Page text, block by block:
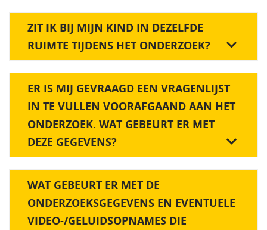
ZIT IK BIJ MIJN KIND IN DEZELFDE
RUIMTE TIJDENS HET ONDERZOEK?
ER IS MIJ GEVRAAGD EEN VRAGENLIJST
IN TE VULLEN VOORAFGAAND AAN HET
ONDERZOEK. WAT GEBEURT ER MET
DEZE GEGEVENS?
WAT GEBEURT ER MET DE
ONDERZOEKSGEGEVENS EN EVENTUELE
VIDEO-/GELUIDSOPNAMES DIE